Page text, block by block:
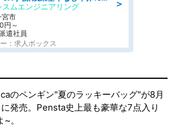
＞
スムエンジニアリング
宮市
円～
遣社員
：求人ボックス
のペンギン"夏のラッキーバッグ"が8月
発売。Pensta史上最も豪華な7点入り
~。